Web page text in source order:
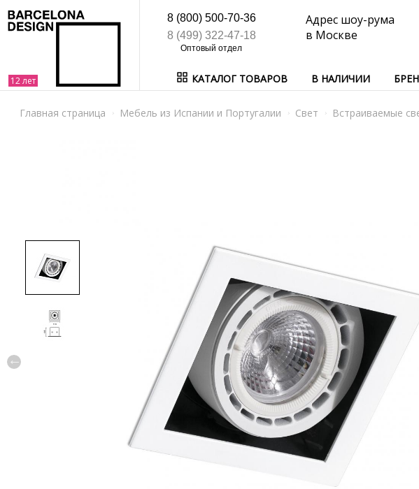
8 (800) 500-70-36
8 (499) 322-47-18
Адрес шоу-рума
в Москве
КАТАЛОГ ТОВАРОВ В НАЛИЧИИ
Главная страница Мебель из Испании и Португалии Свет Встраиваемые